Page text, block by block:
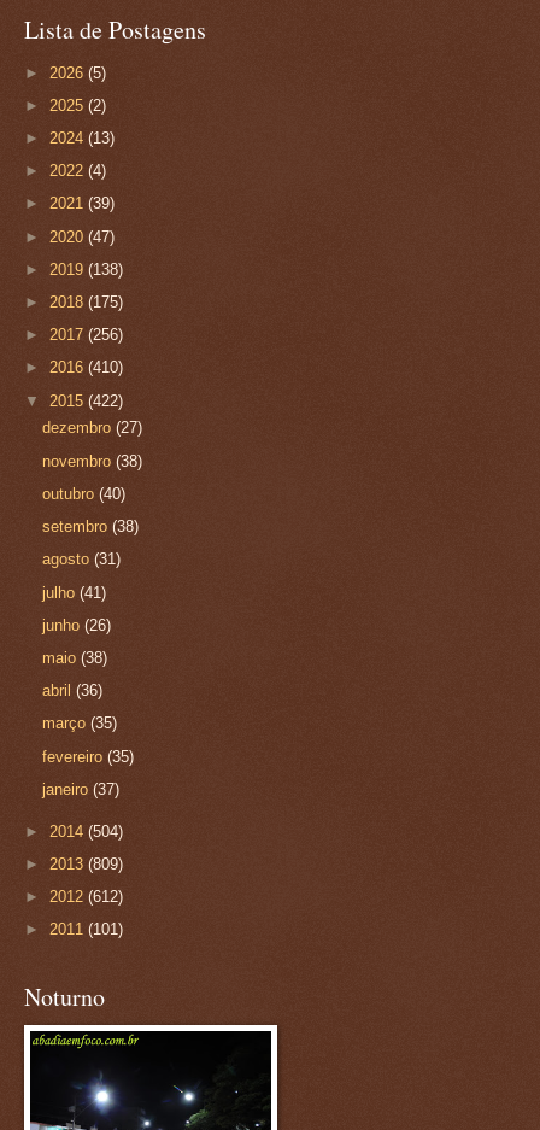
Lista de Postagens
► 2026 (5)
► 2025 (2)
► 2024 (13)
► 2022 (4)
► 2021 (39)
► 2020 (47)
► 2019 (138)
► 2018 (175)
► 2017 (256)
► 2016 (410)
▼ 2015 (422)
dezembro(27)
novembro(38)
outubro(40)
setembro(38)
agosto(31)
julho(41)
junho(26)
maio(38)
abril(36)
março(35)
fevereiro(35)
janeiro(37)
► 2014 (504)
► 2013 (809)
► 2012 (612)
► 2011 (101)
Noturno